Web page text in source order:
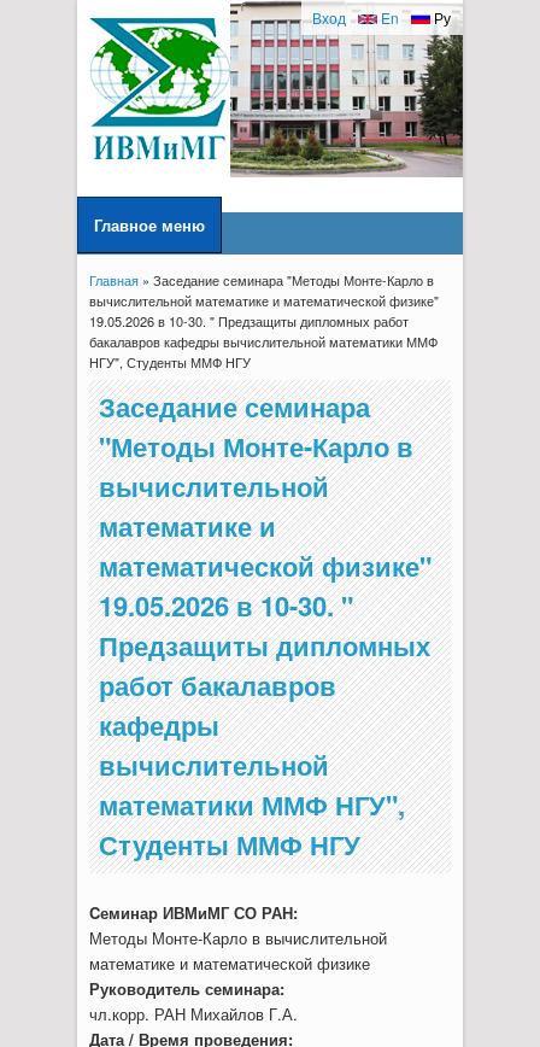
Ру
En
Вход
Главное меню
Вы здесь
Главная» Заседание семинара "Методы Монте-Карло в
вычислительной математике и математической физике"
19.05.2026 в 10-30. " Предзащиты дипломных работ
бакалавров кафедры вычислительной математики ММФ
НГУ", Студенты ММФ НГУ
Заседание семинара
"Методы Монте-Карло в
вычислительной
математике и
математической физике"
19.05.2026 в 10-30. "
Предзащиты дипломных
работ бакалавров
кафедры
вычислительной
математики ММФ НГУ",
Студенты ММФ НГУ
Cеминар ИВМиМГ СО РАН:
Методы Монте-Карло в вычислительной
математике и математической физике
Руководитель семинара:
чл.корр. РАН Михайлов Г.А.
Дата / Время проведения: